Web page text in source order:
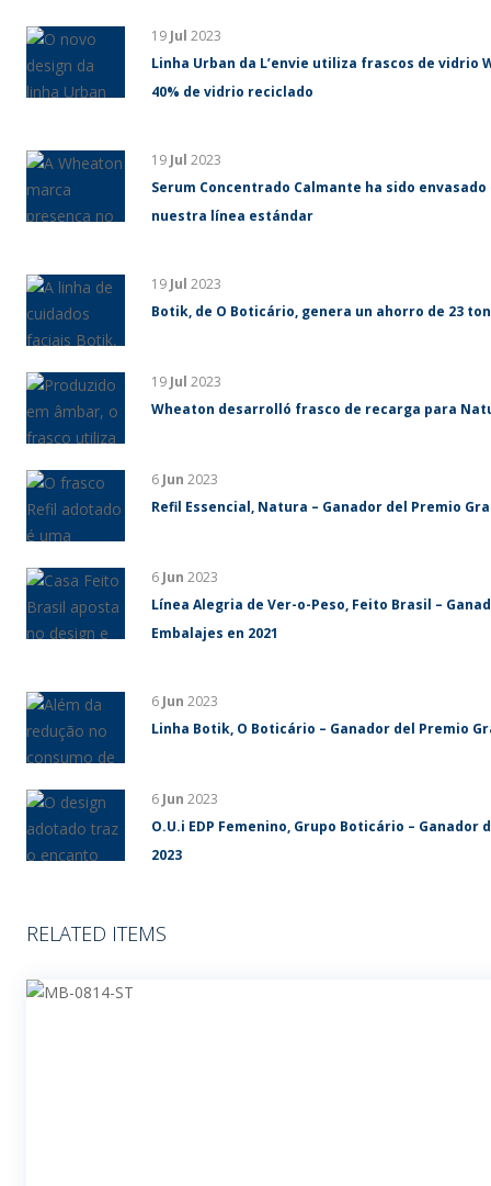
19 Jul 2023
Linha Urban da L’envie utiliza frascos de vidrio
40% de vidrio reciclado
19 Jul 2023
Serum Concentrado Calmante ha sido
nuestra línea estándar
19 Jul 2023
Botik, de O Boticário, genera un ahorro de 23
19 Jul 2023
Wheaton desarrolló frasco de recarga para
6 Jun 2023
Refil Essencial, Natura – Ganador del Premio
6 Jun 2023
Línea Alegria de Ver-o-Peso, Feito Brasil –
Embalajes en 2021
6 Jun 2023
Linha Botik, O Boticário – Ganador del Premio
6 Jun 2023
O.U.i EDP Femenino, Grupo Boticário –
2023
RELATED ITEMS